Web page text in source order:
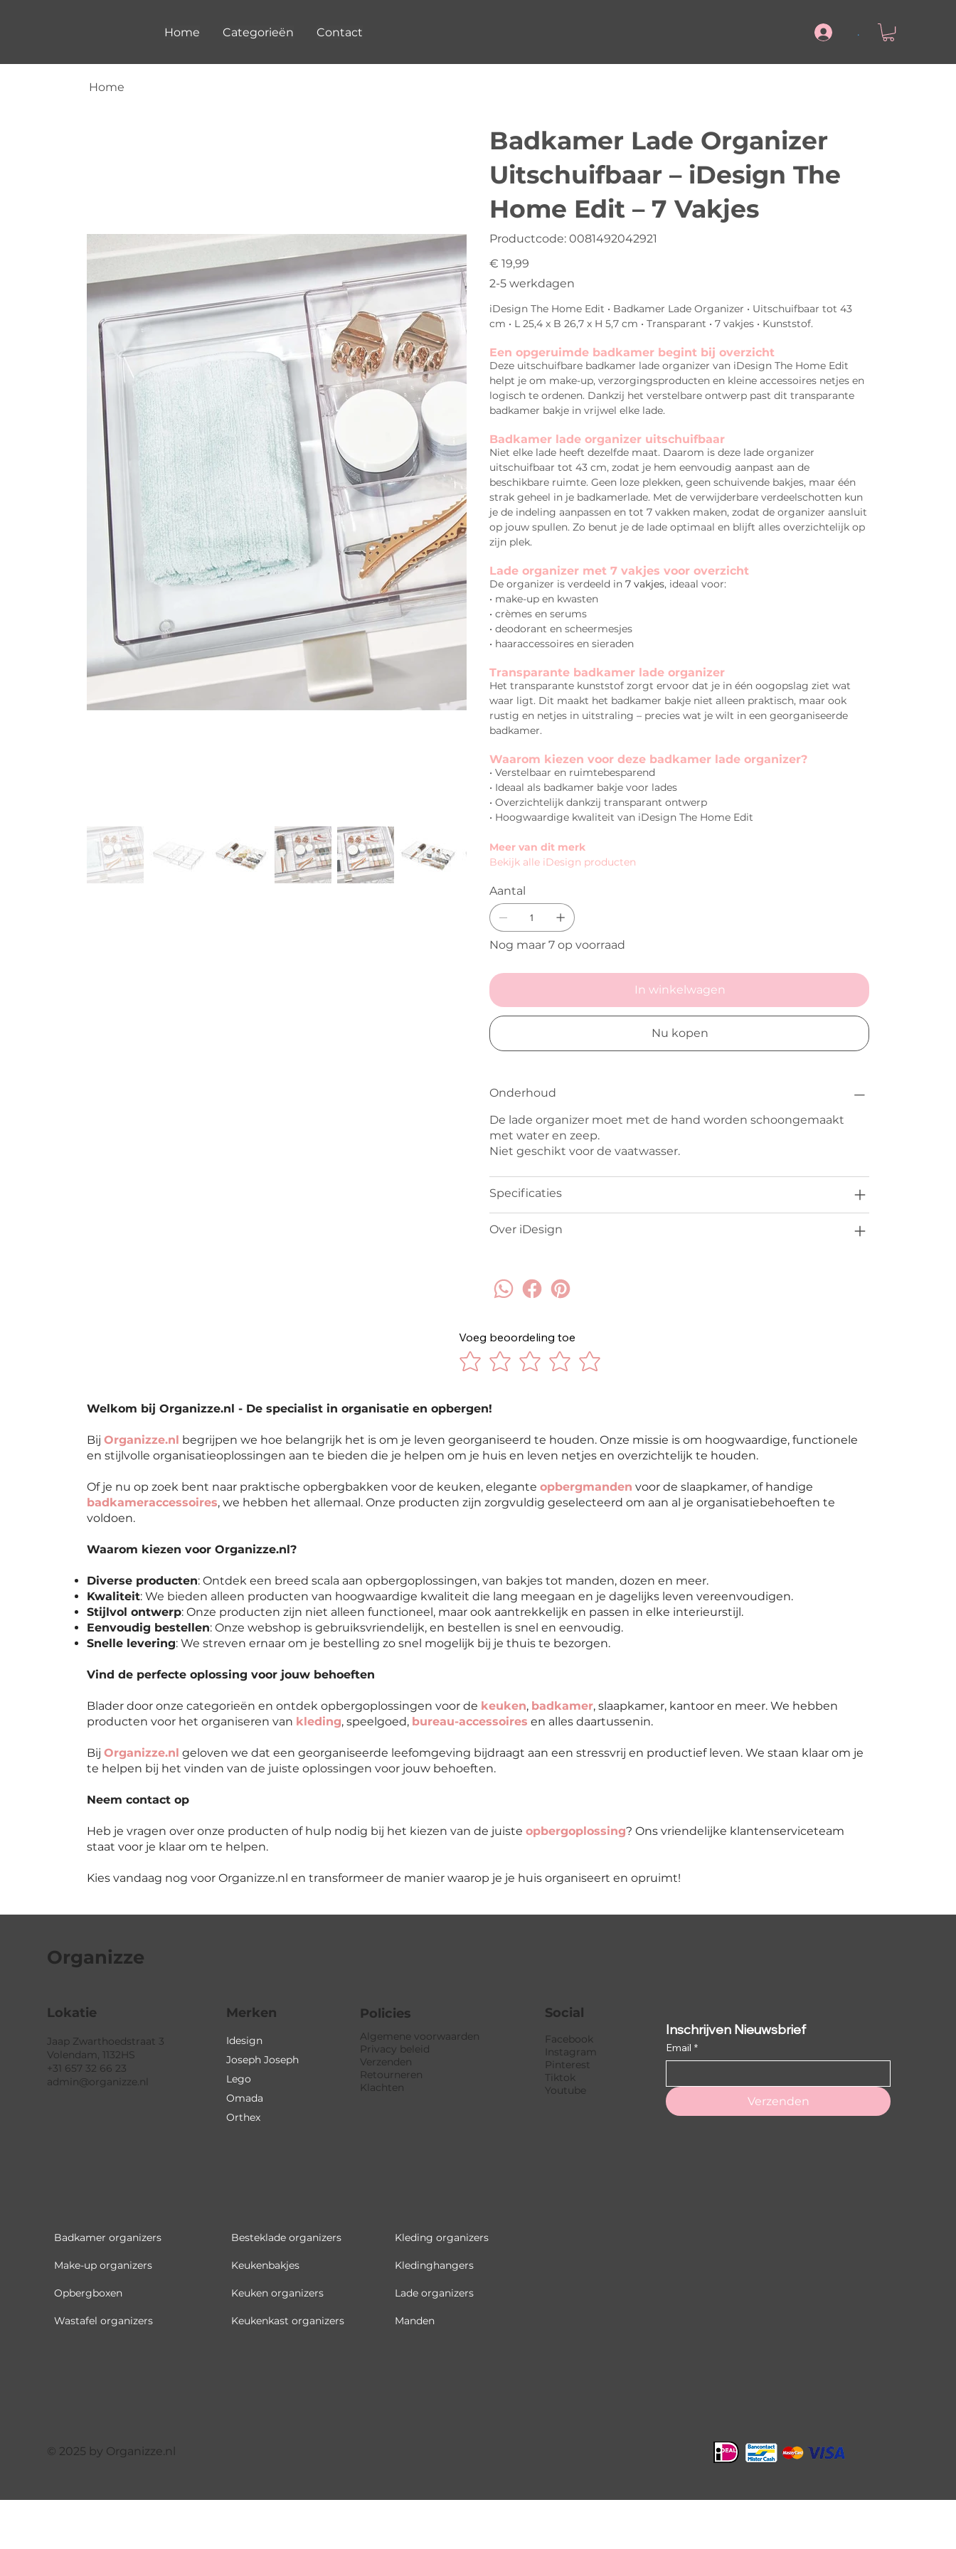
Home Categorieën Contact .
Home
Badkamer Lade Organizer
Uitschuifbaar – iDesign The
Home Edit – 7 Vakjes
Productcode: Productcode
0081492042921
0081492042921
Prijs
€ 19,99
2-5 werkdagen
iDesign The Home Edit • Badkamer Lade Organizer • Uitschuifbaar tot 43
cm • L 25,4 x B 26,7 x H 5,7 cm • Transparant • 7 vakjes • Kunststof.
Een opgeruimde badkamer begint bij overzicht
Deze uitschuifbare badkamer lade organizer van iDesign The Home Edit
helpt je om make-up, verzorgingsproducten en kleine accessoires netjes en
logisch te ordenen. Dankzij het verstelbare ontwerp past dit transparante
badkamer bakje in vrijwel elke lade.
Badkamer lade organizer uitschuifbaar
Niet elke lade heeft dezelfde maat. Daarom is deze lade organizer
uitschuifbaar tot 43 cm, zodat je hem eenvoudig aanpast aan de
beschikbare ruimte. Geen loze plekken, geen schuivende bakjes, maar één
strak geheel in je badkamerlade. Met de verwijderbare verdeelschotten kun
je de indeling aanpassen en tot 7 vakken maken, zodat de organizer aansluit
op jouw spullen. Zo benut je de lade optimaal en blijft alles overzichtelijk op
zijn plek.
Lade organizer met 7 vakjes voor overzicht
De organizer is verdeeld in 7 vakjes, ideaal voor:
• make-up en kwasten
• crèmes en serums
• deodorant en scheermesjes
• haaraccessoires en sieraden
Transparante badkamer lade organizer
Het transparante kunststof zorgt ervoor dat je in één oogopslag ziet wat
waar ligt. Dit maakt het badkamer bakje niet alleen praktisch, maar ook
rustig en netjes in uitstraling – precies wat je wilt in een georganiseerde
badkamer.
Waarom kiezen voor deze badkamer lade organizer?
• Verstelbaar en ruimtebesparend
• Ideaal als badkamer bakje voor lades
• Overzichtelijk dankzij transparant ontwerp
• Hoogwaardige kwaliteit van iDesign The Home Edit
Meer van dit merk
Bekijk alle iDesign producten
Aantal
Nog maar 7 op voorraad
In winkelwagen
Nu kopen
Onderhoud
De lade organizer moet met de hand worden schoongemaakt
met water en zeep.
Niet geschikt voor de vaatwasser.
Specificaties
Over iDesign
Voeg beoordeling toe
Welkom bij Organizze.nl - De specialist in organisatie en opbergen!
Bij Organizze.nl begrijpen we hoe belangrijk het is om je leven georganiseerd te houden. Onze missie is om hoogwaardige, functionele
en stijlvolle organisatieoplossingen aan te bieden die je helpen om je huis en leven netjes en overzichtelijk te houden.
Of je nu op zoek bent naar praktische opbergbakken voor de keuken, elegante opbergmanden voor de slaapkamer, of handige
badkameraccessoires, we hebben het allemaal. Onze producten zijn zorgvuldig geselecteerd om aan al je organisatiebehoeften te
voldoen.
Waarom kiezen voor Organizze.nl?
Diverse producten: Ontdek een breed scala aan opbergoplossingen, van bakjes tot manden, dozen en meer.
Kwaliteit: We bieden alleen producten van hoogwaardige kwaliteit die lang meegaan en je dagelijks leven vereenvoudigen.
Stijlvol ontwerp: Onze producten zijn niet alleen functioneel, maar ook aantrekkelijk en passen in elke interieurstijl.
Eenvoudig bestellen: Onze webshop is gebruiksvriendelijk, en bestellen is snel en eenvoudig.
Snelle levering: We streven ernaar om je bestelling zo snel mogelijk bij je thuis te bezorgen.
Vind de perfecte oplossing voor jouw behoeften
Blader door onze categorieën en ontdek opbergoplossingen voor de keuken, badkamer, slaapkamer, kantoor en meer. We hebben
producten voor het organiseren van kleding, speelgoed, bureau-accessoires en alles daartussenin.
Bij Organizze.nl geloven we dat een georganiseerde leefomgeving bijdraagt aan een stressvrij en productief leven. We staan klaar om je
te helpen bij het vinden van de juiste oplossingen voor jouw behoeften.
Neem contact op
Heb je vragen over onze producten of hulp nodig bij het kiezen van de juiste opbergoplossing? Ons vriendelijke klantenserviceteam
staat voor je klaar om te helpen.
Kies vandaag nog voor Organizze.nl en transformeer de manier waarop je je huis organiseert en opruimt!
Organizze
Jaap Zwarthoedstraat 3
Volendam, 1132HS
+31 657 32 66 23
admin@organizze.nl
Lokatie Merken
Idesign
Joseph Joseph
Lego
Omada
Orthex
Policies
Algemene voorwaarden
Privacy beleid
Verzenden
Retourneren
Klachten
Facebook
Instagram
Pinterest
Tiktok
Youtube
Social
Inschrijven Nieuwsbrief
Email *
Verzenden
Besteklade organizers
Keukenbakjes
Keuken organizers
Keukenkast organizers
Badkamer organizers
Make-up organizers
Opbergboxen
Wastafel organizers
Kleding organizers
Kledinghangers
Lade organizers
Manden
© 2025 by Organizze.nl